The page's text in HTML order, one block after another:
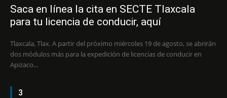
Saca en línea la cita en SECTE Tlaxcala
para tu licencia de conducir, aquí
Tlaxcala, Tlax. A partir del próximo miércoles 19 de agosto, se abrirán
dos módulos más para la expedición de licencias de conducir en
Apizaco...
3